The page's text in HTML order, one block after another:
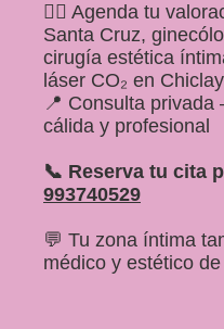
👩‍⚕️ Agenda tu
Santa Cruz,
cirugía estética
láser CO₂ en
📍 Consulta privada
cálida y profesional
📞 Reserva tu cita
993740529
💬 Tu zona íntima
médico y estético